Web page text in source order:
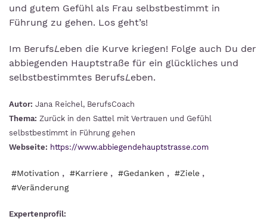
und gutem Gefühl als Frau selbstbestimmt in
Führung zu gehen. Los geht’s!
Im BerufsLeben die Kurve kriegen! Folge auch Du der
abbiegenden Hauptstraße für ein glückliches und
selbstbestimmtes BerufsLeben.
Autor: Jana Reichel, BerufsCoach
Thema: Zurück in den Sattel mit Vertrauen und Gefühl
selbstbestimmt in Führung gehen
Webseite: https://www.abbiegendehauptstrasse.com
#Motivation , #Karriere , #Gedanken , #Ziele ,
#Veränderung
Expertenprofil: